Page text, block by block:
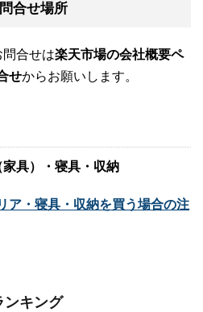
合せ場所
合せは楽天市場の会社概要ペ
せからお願いします。
具）・寝具・収納
ア・寝具・収納を買う場合の注
ンキング